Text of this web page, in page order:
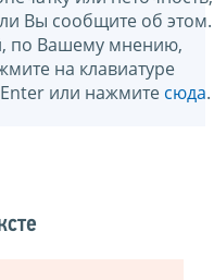
Вы сообщите об этом.
по Вашему мнению,
на клавиатуре
или нажмите сюда.